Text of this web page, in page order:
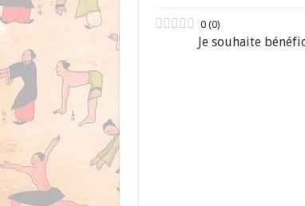
0 (0)
Je souhaite